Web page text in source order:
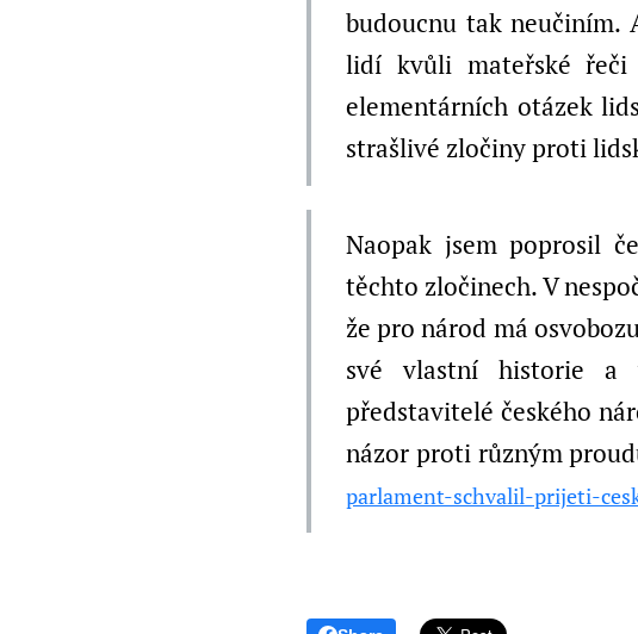
budoucnu tak
lidí kvůli mateřské
elementárních otázek
strašlivé zločiny proti
Naopak jsem poprosil
těchto zločinech. V
že pro národ má
své vlastní historie a
představitelé českého
názor proti různým
parlament-schvalil-prijeti-